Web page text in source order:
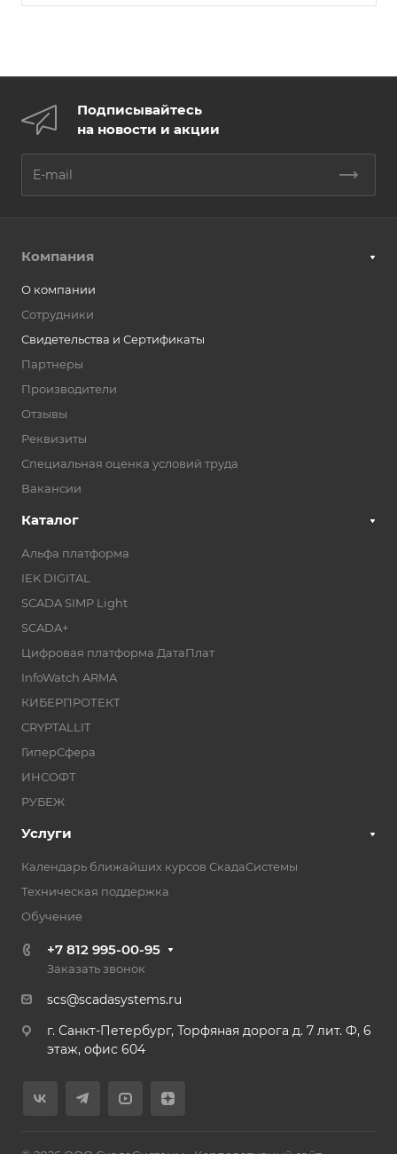
Подписывайтесь
на новости и акции
Компания
О компании
Сотрудники
Свидетельства и Сертификаты
Партнеры
Производители
Отзывы
Реквизиты
Специальная оценка условий труда
Вакансии
Каталог
Альфа платформа
IEK DIGITAL
SCADA SIMP Light
SCADA+
Цифровая платформа ДатаПлат
InfoWatch ARMA
КИБЕРПРОТЕКТ
CRYPTALLIT
ГиперСфера
ИНСОФТ
РУБЕЖ
Услуги
Календарь ближайших курсов СкадаСистемы
Техническая поддержка
Обучение
+7 812 995-00-95
Заказать звонок
scs@scadasystems.ru
г. Санкт-Петербург, Торфяная дорога д. 7 лит. Ф, 6
этаж, офис 604